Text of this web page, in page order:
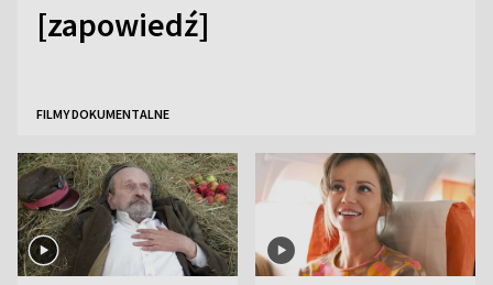
[zapowiedź]
FILMY DOKUMENTALNE